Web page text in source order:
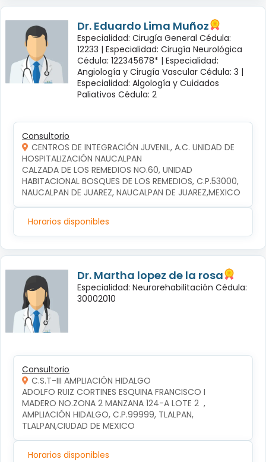
Dr. Eduardo Lima Muñoz
Especialidad: Cirugía General Cédula:
12233 | Especialidad: Cirugía Neurológica
Cédula: 122345678* | Especialidad:
Angiología y Cirugía Vascular Cédula: 3 |
Especialidad: Algología y Cuidados
Paliativos Cédula: 2
Consultorio
CENTROS DE INTEGRACIÓN JUVENIL, A.C. UNIDAD DE
HOSPITALIZACIÓN NAUCALPAN
CALZADA DE LOS REMEDIOS NO.60, UNIDAD
HABITACIONAL BOSQUES DE LOS REMEDIOS, C.P.53000,
NAUCALPAN DE JUAREZ, NAUCALPAN DE JUAREZ,MEXICO
Horarios disponibles
Dr. Martha lopez de la rosa
Especialidad: Neurorehabilitación Cédula:
30002010
Consultorio
C.S.T-III AMPLIACIÓN HIDALGO
ADOLFO RUIZ CORTINES ESQUINA FRANCISCO I
MADERO NO.ZONA 2 MANZANA 124-A LOTE 2  ,
AMPLIACIÓN HIDALGO, C.P.99999, TLALPAN,
TLALPAN,CIUDAD DE MEXICO
Horarios disponibles